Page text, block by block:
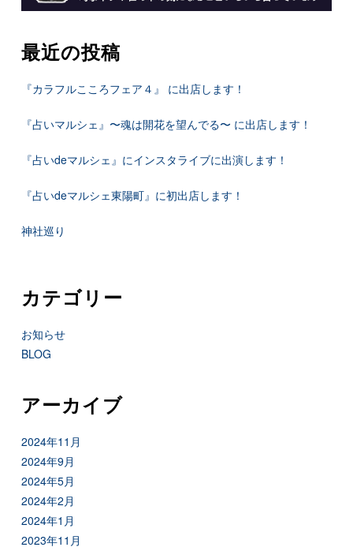
最近の投稿
『カラフルこころフェア４』 に出店します！
『占いマルシェ』〜魂は開花を望んでる〜 に出店します！
『占いdeマルシェ』にインスタライブに出演します！
『占いdeマルシェ東陽町』に初出店します！
神社巡り
カテゴリー
お知らせ
BLOG
アーカイブ
2024年11月
2024年9月
2024年5月
2024年2月
2024年1月
2023年11月